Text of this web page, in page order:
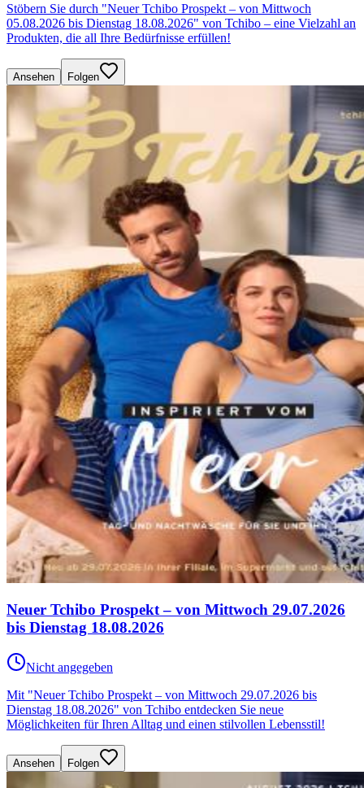
Stöbern Sie durch "Neuer Tchibo Prospekt – von Mittwoch
05.08.2026 bis Dienstag 18.08.2026" von Tchibo – eine Vielzahl an
Produkten, die all Ihre Bedürfnisse erfüllen!
Ansehen Folgen
Neuer Tchibo Prospekt – von Mittwoch 29.07.2026
bis Dienstag 18.08.2026
Nicht angegeben
Mit "Neuer Tchibo Prospekt – von Mittwoch 29.07.2026 bis
Dienstag 18.08.2026" von Tchibo entdecken Sie neue
Möglichkeiten für Ihren Alltag und einen stilvollen Lebensstil!
Ansehen Folgen